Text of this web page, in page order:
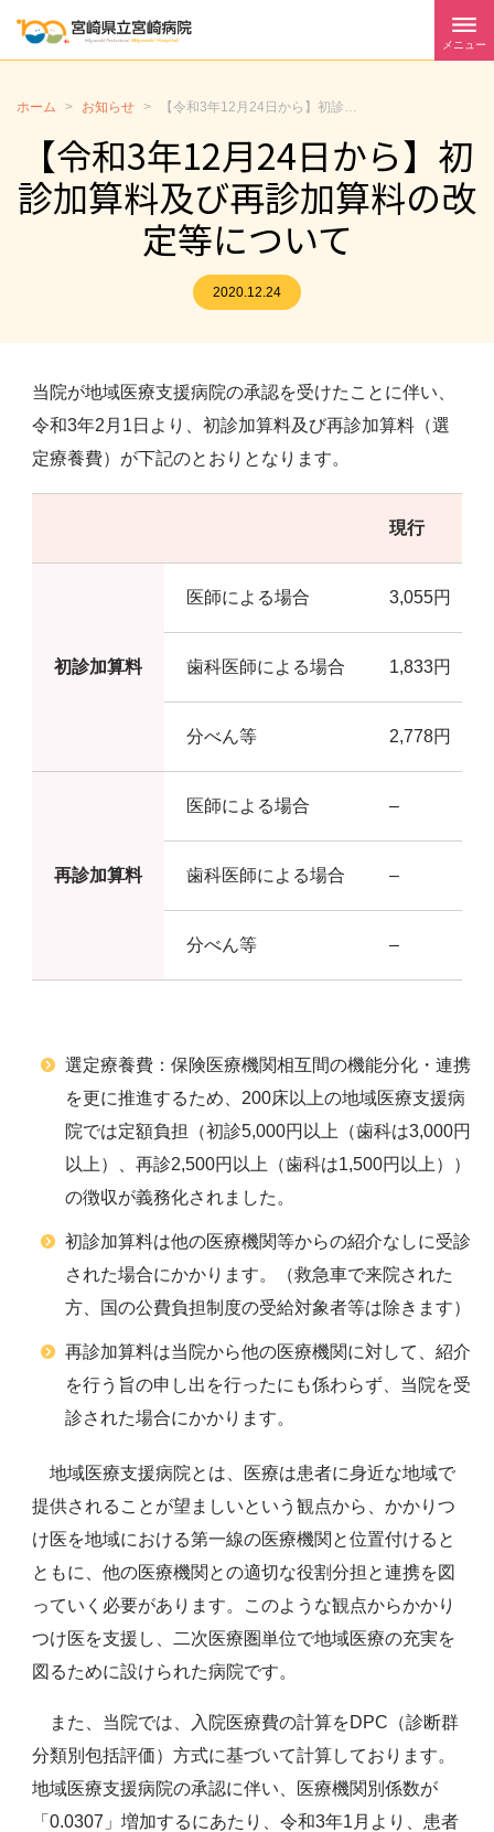
メニュー
ホーム > お知らせ > 【令和3年12月24日から】初診加算料及び再診加算料の改定等について
【令和3年12月24日から】初
診加算料及び再診加算料の改
定等について
2020.12.24
当院が地域医療支援病院の承認を受けたことに伴い、
令和3年2月1日より、初診加算料及び再診加算料（選
定療養費）が下記のとおりとなります。
現行
初診加算料
医師による場合 3,055円
歯科医師による場合 1,833円
分べん等 2,778円
再診加算料
医師による場合 –
歯科医師による場合 –
分べん等 –
選定療養費：保険医療機関相互間の機能分化・連携
を更に推進するため、200床以上の地域医療支援病
院では定額負担（初診5,000円以上（歯科は3,000円
以上）、再診2,500円以上（歯科は1,500円以上））
の徴収が義務化されました。
初診加算料は他の医療機関等からの紹介なしに受診
された場合にかかります。（救急車で来院された
方、国の公費負担制度の受給対象者等は除きます）
再診加算料は当院から他の医療機関に対して、紹介
を行う旨の申し出を行ったにも係わらず、当院を受
診された場合にかかります。
地域医療支援病院とは、医療は患者に身近な地域で
提供されることが望ましいという観点から、かかりつ
け医を地域における第一線の医療機関と位置付けると
ともに、他の医療機関との適切な役割分担と連携を図
っていく必要があります。このような観点からかかり
つけ医を支援し、二次医療圏単位で地域医療の充実を
図るために設けられた病院です。
また、当院では、入院医療費の計算をDPC（診断群
分類別包括評価）方式に基づいて計算しております。
地域医療支援病院の承認に伴い、医療機関別係数が
「0.0307」増加するにあたり、令和3年1月より、患者